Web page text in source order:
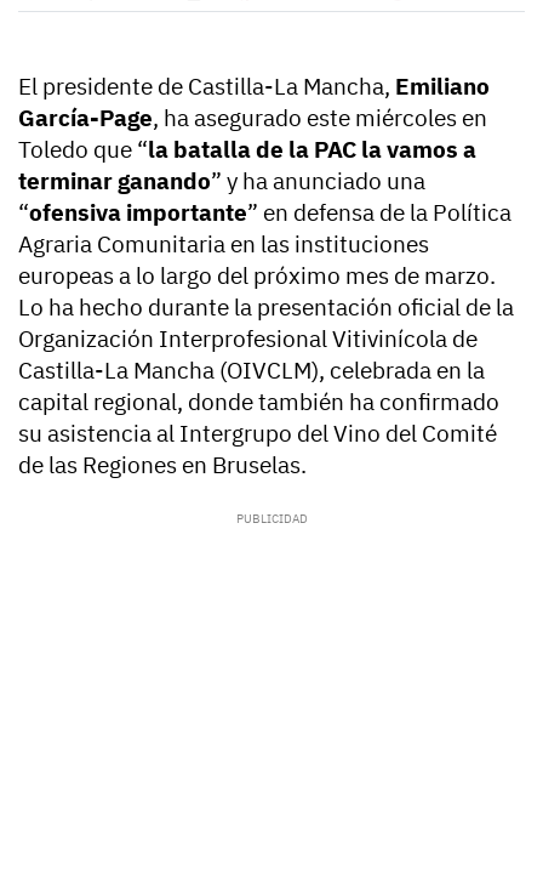
El presidente de Castilla-La Mancha, Emiliano
García-Page, ha asegurado este miércoles en
Toledo que “la batalla de la PAC la vamos a
terminar ganando” y ha anunciado una
“ofensiva importante” en defensa de la Política
Agraria Comunitaria en las instituciones
europeas a lo largo del próximo mes de marzo.
Lo ha hecho durante la presentación oficial de la
Organización Interprofesional Vitivinícola de
Castilla-La Mancha (OIVCLM), celebrada en la
capital regional, donde también ha confirmado
su asistencia al Intergrupo del Vino del Comité
de las Regiones en Bruselas.